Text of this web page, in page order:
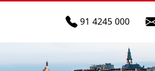
telefon do
91 4245 000